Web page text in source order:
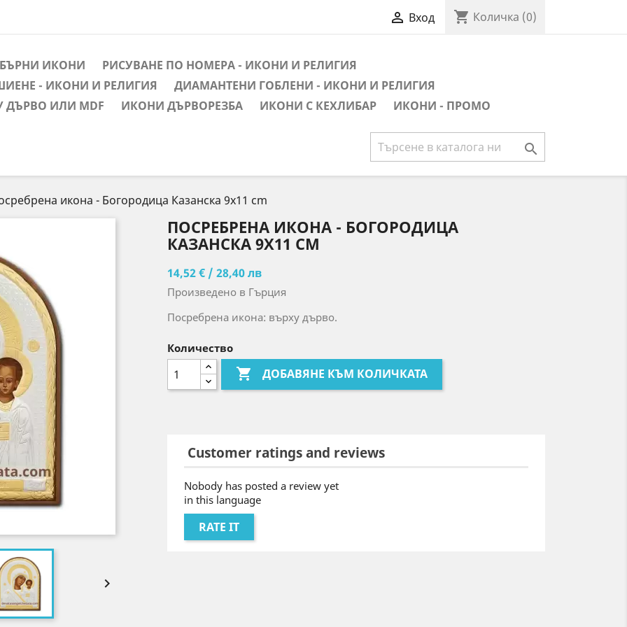
 Вход shopping_cart Количка (0)
ИКОНИ
РИСУВАНЕ ПО НОМЕРА - ИКОНИ И РЕЛИГИЯ
- ИКОНИ И РЕЛИГИЯ
ДИАМАНТЕНИ ГОБЛЕНИ - ИКОНИ И РЕЛИГИЯ
ИЛИ MDF
ИКОНИ ДЪРВОРЕЗБА ИКОНИ С КЕХЛИБАР ИКОНИ - ПРОМО

икона - Богородица Казанска 9x11 cm

ПОСРЕБРЕНА ИКОНА - БОГОРОДИЦА
КАЗАНСКА 9X11 CM
14,52 € / 28,40 лв
Произведено в Гърция
Посребрена икона: върху дърво.
Количество
 ДОБАВЯНЕ КЪМ КОЛИЧКАТА
Customer ratings and reviews
Nobody has posted a review yet
in this language
RATE IT